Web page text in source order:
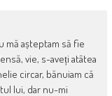
mă așteptam să fie
vie, s-aveți atâtea
circar, bănuiam că
lui, dar nu-mi